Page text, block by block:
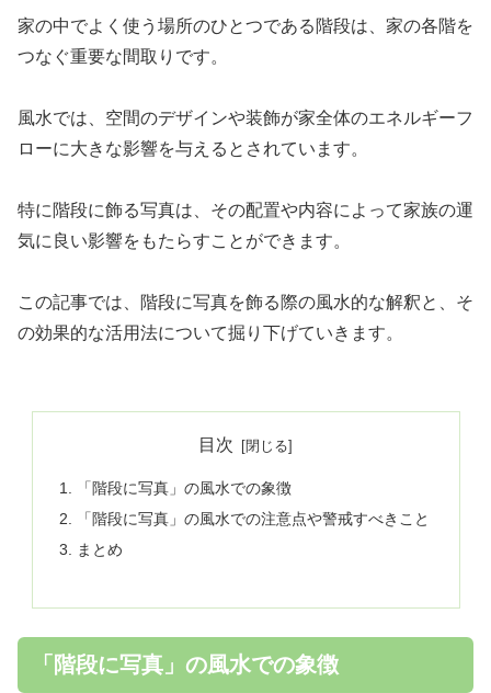
家の中でよく使う場所のひとつである階段は、家の各階を
つなぐ重要な間取りです。
風水では、空間のデザインや装飾が家全体のエネルギーフ
ローに大きな影響を与えるとされています。
特に階段に飾る写真は、その配置や内容によって家族の運
気に良い影響をもたらすことができます。
この記事では、階段に写真を飾る際の風水的な解釈と、そ
の効果的な活用法について掘り下げていきます。
目次
「階段に写真」の風水での象徴
「階段に写真」の風水での注意点や警戒すべきこと
まとめ
「階段に写真」の風水での象徴